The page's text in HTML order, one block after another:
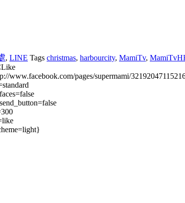
, LINE Tags christmas, harbourcity, MamiTv,
www.facebook.com/pages/supermami/